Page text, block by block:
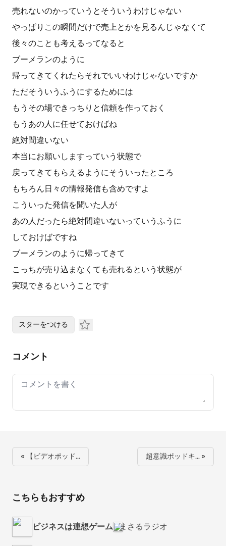
売れないのかっていうとそういうわけじゃない
やっぱりこの瞬間だけで売上とかを見るんじゃなくて
後々のことも考えるってなると
ブーメランのように
帰ってきてくれたらそれでいいわけじゃないですか
ただそういうふうにするためには
もうその場できっちりと信頼を作っておく
もうあの人に任せておけばね
絶対間違いない
本当にお願いしますっていう状態で
戻ってきてもらえるようにそういったところ
もちろん日々の情報発信も含めですよ
こういった発信を聞いた人が
あの人だったら絶対間違いないっていうふうに
しておけばですね
ブーメランのように帰ってきて
こっちが売り込まなくても売れるという状態が
実現できるということです
スターをつける
コメント
Your comment
« 【ビデオポッド… 超意識ポッドキ… »
こちらもおすすめ
ビジネスは連想ゲーム まさるラジオ